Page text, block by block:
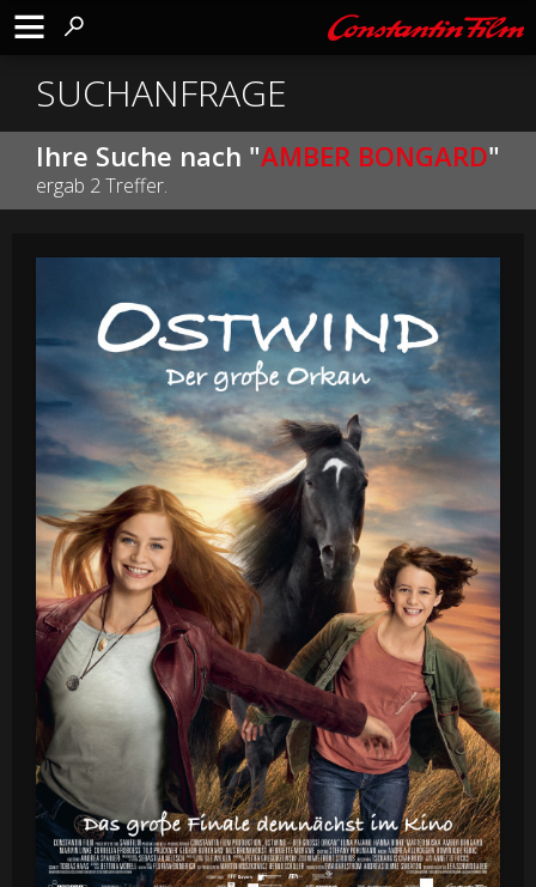
SUCHANFRAGE
Ihre Suche nach "AMBER BONGARD"
ergab 2 Treffer.